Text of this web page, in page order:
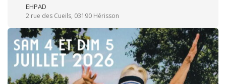
EHPAD
2 rue des Cueils, 03190 Hérisson